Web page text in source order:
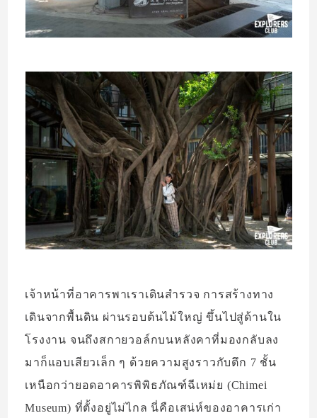
เจ้าหน้าที่อาคารพาเราเดินสำรวจ การสร้างทาง
เดินจากพื้นดิน ผ่านรอบต้นไม้ใหญ่ ขึ้นไปสู่ด้านใน
โรงงาน จนถึงสกายวอล์กบนหลังคาที่มองกลับลง
มาก็แอบเสียวเล็ก ๆ ด้วยความสูงราวกับตึก 7 ชั้น
เหนือกว่ายอดอาคารพิพิธภัณฑ์ฉีเหม่ย (Chimei
Museum) ที่ตั้งอยู่ไม่ไกล นี่คือเสน่ห์ของอาคารเก่า